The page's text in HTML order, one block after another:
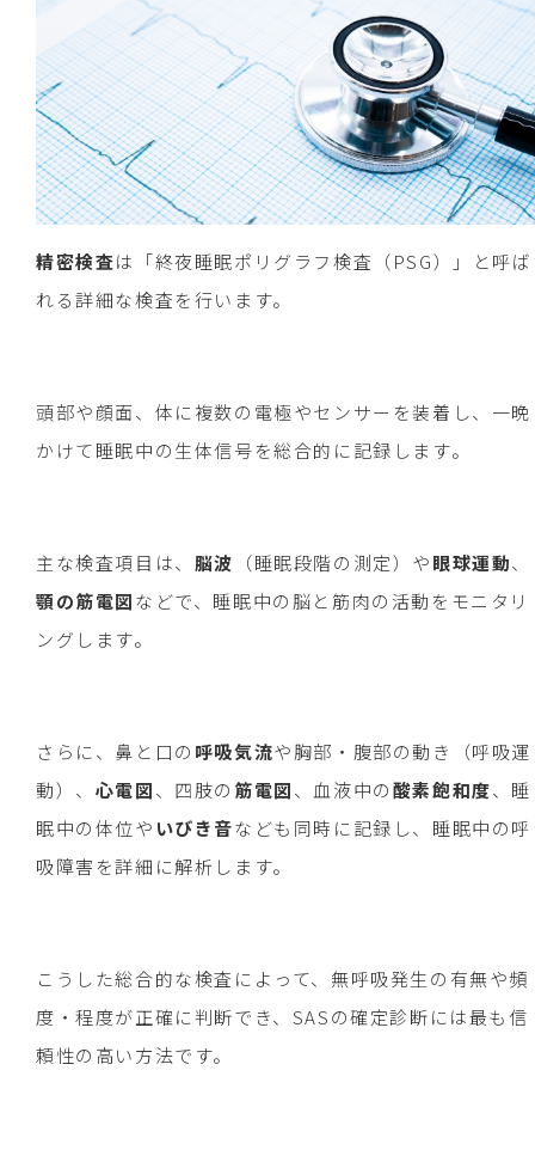
精密検査は「終夜睡眠ポリグラフ検査（PSG）」と呼ば
れる詳細な検査を行います。
頭部や顔面、体に複数の電極やセンサーを装着し、一晩
かけて睡眠中の生体信号を総合的に記録します。
主な検査項目は、 脳波 （睡眠段階の測定）や眼球運動、
顎の筋電図などで、睡眠中の脳と筋肉の活動をモニタリ
ングします。
さらに、鼻と口の 呼吸気流や胸部・腹部の動き（呼吸運
動）、 心電図、四肢の 筋電図、血液中の酸素飽和度、睡
眠中の体位や いびき音なども同時に記録し、睡眠中の呼
吸障害を詳細に解析します。
こうした総合的な検査によって、無呼吸発生の有無や頻
度・程度が正確に判断でき、SASの確定診断には最も信
頼性の高い方法です。